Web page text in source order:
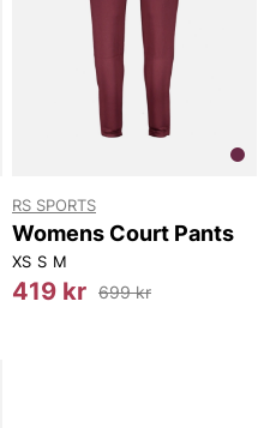
RS SPORTS
Womens Court Pants
XS S M
419 kr 699 kr